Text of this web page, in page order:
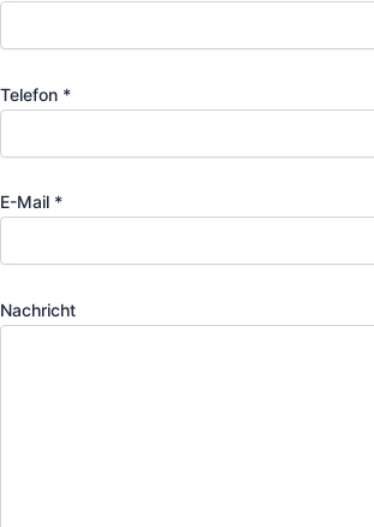
Telefon *
E-Mail *
Nachricht